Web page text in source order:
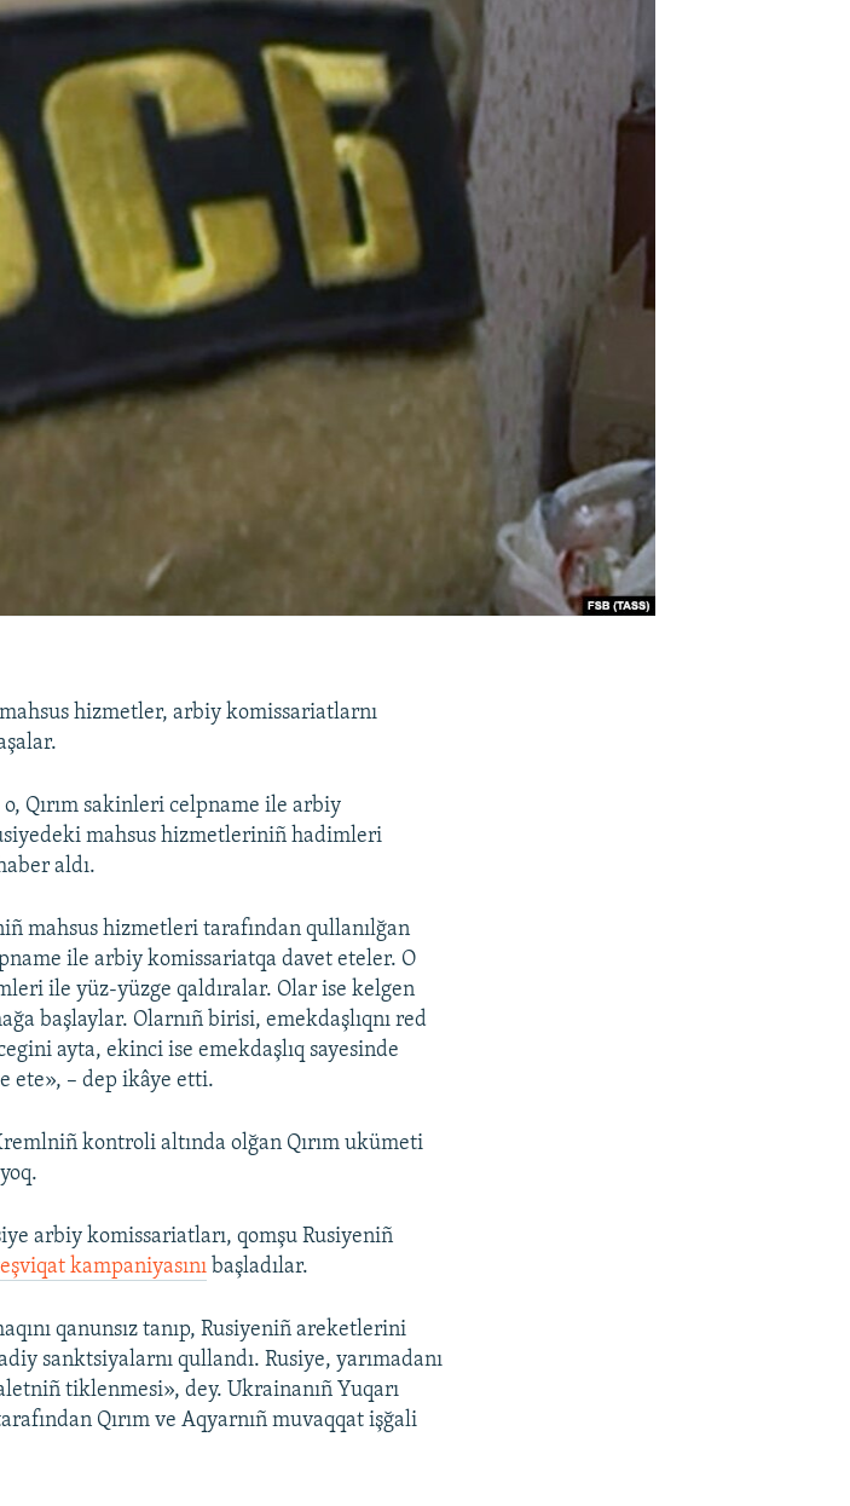
hizmetler, arbiy komissariatlarnı
o, Qırım sakinleri celpname ile arbiy
mahsus hizmetleriniñ hadimleri
aldı.
mahsus hizmetleri tarafından qullanılğan
ile arbiy komissariatqa davet eteler. O
ile yüz-yüzge qaldıralar. Olar ise kelgen
başlaylar. Olarnıñ birisi, emekdaşlıqnı red
ayta, ekinci ise emekdaşlıq sayesinde
ete», – dep ikâye etti.
kontroli altında olğan Qırım ukümeti
arbiy komissariatları, qomşu Rusiyeniñ
kampaniyasını başladılar.
qanunsız tanıp, Rusiyeniñ areketlerini
sanktsiyalarnı qullandı. Rusiye, yarımadanı
tiklenmesi», dey. Ukrainanıñ Yuqarı
Qırım ve Aqyarnıñ muvaqqat işğali